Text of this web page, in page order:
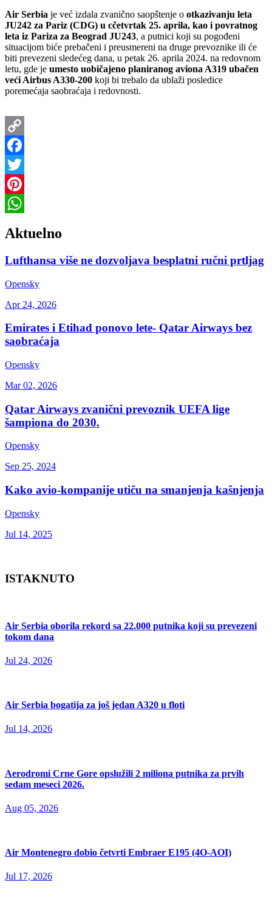
Air Serbia je već izdala zvanično saopštenje o otkazivanju leta
JU242 za Pariz (CDG) u cčetvrtak 25. aprila, kao i povratnog
leta iz Pariza za Beograd JU243, a putnici koji su pogođeni
situacijom biće prebačeni i preusmereni na druge prevoznike ili će
biti prevezeni sledećeg dana, u petak 26. aprila 2024. na redovnom
letu, gde je umesto uobičajeno planiranog aviona A319 ubačen
veći Airbus A330-200 koji bi trebalo da ublaži posledice
poremećaja saobraćaja i redovnosti.
Copy
Link
Facebook
Twitter
Pinterest
Aktuelno
Lufthansa više ne dozvoljava besplatni ručni prtljag
Opensky
Apr 24, 2026
Emirates i Etihad ponovo lete- Qatar Airways bez
saobraćaja
Opensky
Mar 02, 2026
Qatar Airways zvanični prevoznik UEFA lige
šampiona do 2030.
Opensky
Sep 25, 2024
Kako avio-kompanije utiču na smanjenja kašnjenja
Opensky
Jul 14, 2025
ISTAKNUTO
Air Serbia oborila rekord sa 22.000 putnika koji su prevezeni
tokom dana
Jul 24, 2026
Air Serbia bogatija za još jedan A320 u floti
Jul 14, 2026
Aerodromi Crne Gore opslužili 2 miliona putnika za prvih
sedam meseci 2026.
Aug 05, 2026
Air Montenegro dobio četvrti Embraer E195 (4O-AOI)
Jul 17, 2026